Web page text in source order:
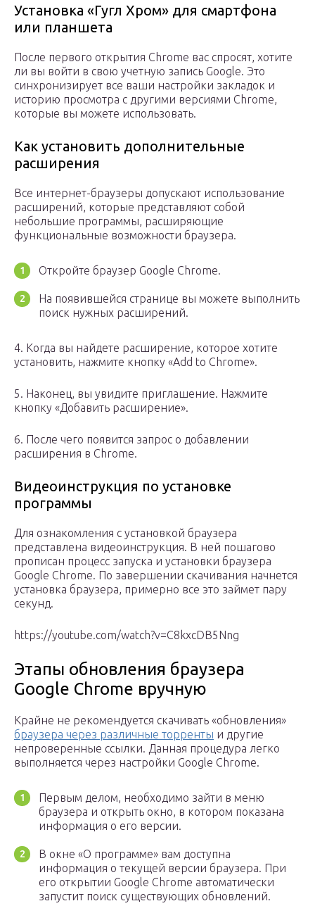
Установка «Гугл Хром» для смартфона
или планшета
После первого открытия Chrome вас спросят, хотите
ли вы войти в свою учетную запись Google. Это
синхронизирует все ваши настройки закладок и
историю просмотра с другими версиями Chrome,
которые вы можете использовать.
Как установить дополнительные
расширения
Все интернет-браузеры допускают использование
расширений, которые представляют собой
небольшие программы, расширяющие
функциональные возможности браузера.
Откройте браузер Google Chrome.
На появившейся странице вы можете выполнить
поиск нужных расширений.
4. Когда вы найдете расширение, которое хотите
установить, нажмите кнопку «Add to Chrome».
5. Наконец, вы увидите приглашение. Нажмите
кнопку «Добавить расширение».
6. После чего появится запрос о добавлении
расширения в Chrome.
Видеоинструкция по установке
программы
Для ознакомления с установкой браузера
представлена видеоинструкция. В ней пошагово
прописан процесс запуска и установки браузера
Google Chrome. По завершении скачивания начнется
установка браузера, примерно все это займет пару
секунд.
https://youtube.com/watch?v=C8kxcDB5Nng
Этапы обновления браузера
Google Chrome вручную
Крайне не рекомендуется скачивать «обновления»
браузера через различные торренты и другие
непроверенные ссылки. Данная процедура легко
выполняется через настройки Google Chrome.
Первым делом, необходимо зайти в меню
браузера и открыть окно, в котором показана
информация о его версии.
В окне «О программе» вам доступна
информация о текущей версии браузера. При
его открытии Google Chrome автоматически
запустит поиск существующих обновлений.